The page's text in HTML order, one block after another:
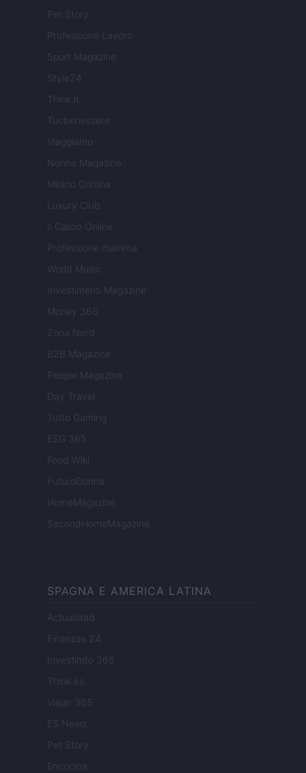
Pet Story
Professione Lavoro
Sport Magazine
Style24
Think.it
Tuobenessere
Viaggiamo
Nonne Magazine
Milano Cortina
Luxury Club
Il Calcio Online
Professione mamma
World Music
Investimenti Magazine
Money 365
Zona Nerd
B2B Magazine
People Magazine
Day Travel
Tutto Gaming
ESG 365
Food Wiki
FuturoDonna
HomeMagazine
SecondHomeMagazine
SPAGNA E AMERICA LATINA
Actualidad
Finanzas 24
Investindo 365
Think.es
Viajar 365
ES Newz
Pet Story
Encocina